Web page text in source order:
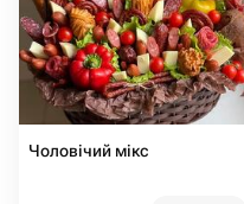
Чоловічий мікс